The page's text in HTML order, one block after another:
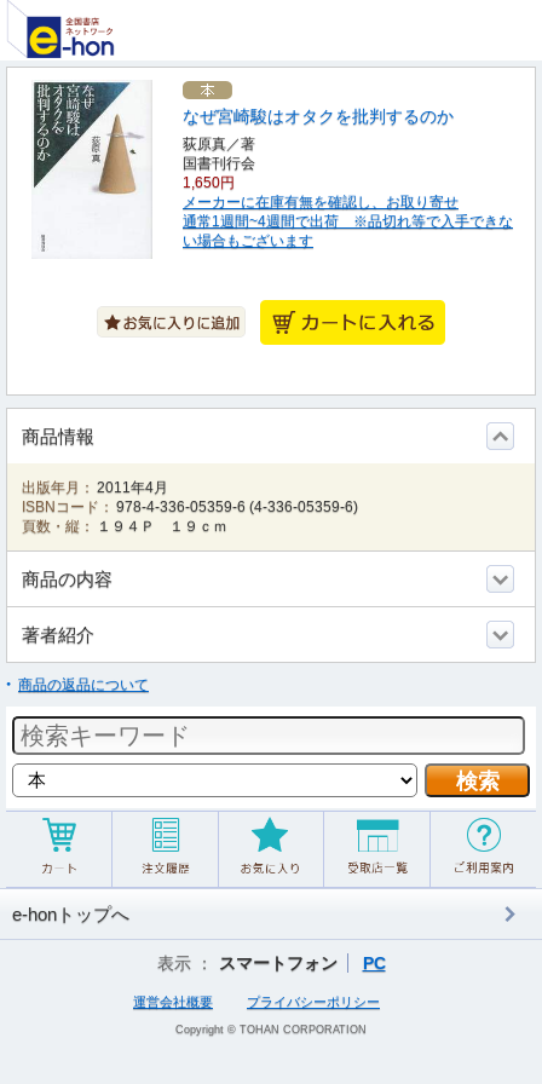
なぜ宮崎駿はオタクを批判するのか
荻原真／著
国書刊行会
1,650円
メーカーに在庫有無を確認し、お取り寄せ
通常1週間~4週間で出荷 ※品切れ等で入手できな
い場合もございます
商品情報
出版年月： 2011年4月
ISBNコード： 978-4-336-05359-6 (4-336-05359-6)
頁数・縦：
１９４Ｐ １９ｃｍ
商品の内容
著者紹介
商品の返品について
e-honトップへ
表示 ： スマートフォン PC
運営会社概要 プライバシーポリシー
Copyright © TOHAN CORPORATION